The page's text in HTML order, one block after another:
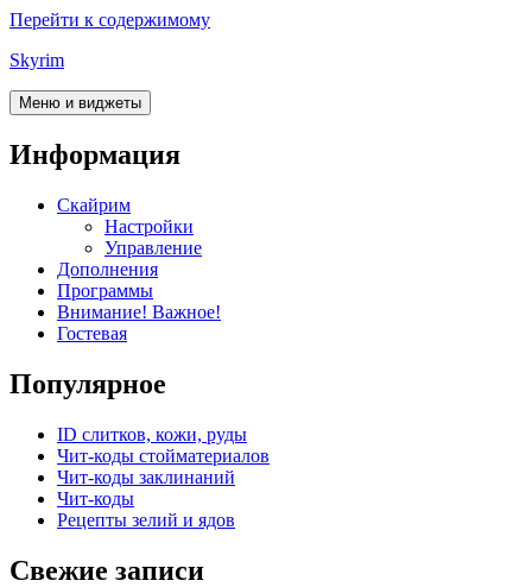
Перейти к содержимому
Skyrim
Меню и виджеты
Информация
Скайрим
Настройки
Управление
Дополнения
Программы
Внимание! Важное!
Гостевая
Популярное
ID слитков, кожи, руды
Чит-коды стойматериалов
Чит-коды заклинаний
Чит-коды
Рецепты зелий и ядов
Свежие записи